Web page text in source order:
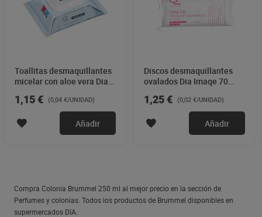
Toallitas desmaquillantes
micelar con aloe vera Dia
1,15 € (0,04 €/UNIDAD)
Añadir
Discos desmaquillantes
ovalados Dia Imaqe 70
1,25 € (0,02 €/UNIDAD)
Añadir
Compra Colonia Brummel 250 ml al mejor precio en la sección de
Perfumes y colonias. Todos los productos de Brummel disponibles en
supermercados DIA.